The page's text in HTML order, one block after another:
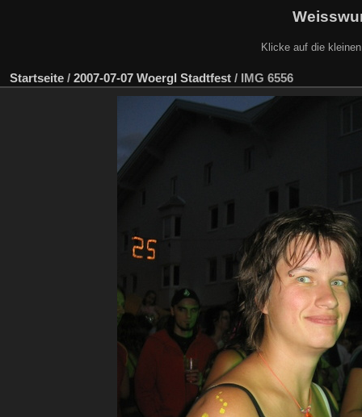
Klicke auf die
Startseite / 2007-07-07 Woergl Stadtfest / IMG 6556